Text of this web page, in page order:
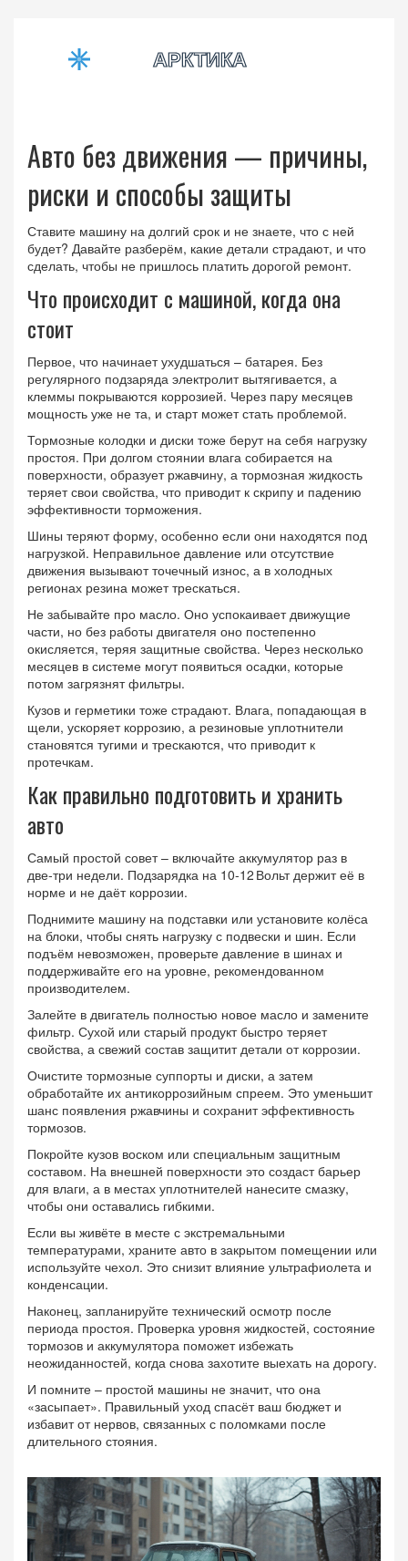
Авто без движения — причины,
риски и способы защиты
Ставите машину на долгий срок и не знаете, что с ней
будет? Давайте разберём, какие детали страдают, и что
сделать, чтобы не пришлось платить дорогой ремонт.
Что происходит с машиной, когда она
стоит
Первое, что начинает ухудшаться – батарея. Без
регулярного подзаряда электролит вытягивается, а
клеммы покрываются коррозией. Через пару месяцев
мощность уже не та, и старт может стать проблемой.
Тормозные колодки и диски тоже берут на себя нагрузку
простоя. При долгом стоянии влага собирается на
поверхности, образует ржавчину, а тормозная жидкость
теряет свои свойства, что приводит к скрипу и падению
эффективности торможения.
Шины теряют форму, особенно если они находятся под
нагрузкой. Неправильное давление или отсутствие
движения вызывают точечный износ, а в холодных
регионах резина может трескаться.
Не забывайте про масло. Оно успокаивает движущие
части, но без работы двигателя оно постепенно
окисляется, теряя защитные свойства. Через несколько
месяцев в системе могут появиться осадки, которые
потом загрязнят фильтры.
Кузов и герметики тоже страдают. Влага, попадающая в
щели, ускоряет коррозию, а резиновые уплотнители
становятся тугими и трескаются, что приводит к
протечкам.
Как правильно подготовить и хранить
авто
Самый простой совет – включайте аккумулятор раз в
две‑три недели. Подзарядка на 10‑12 Вольт держит её в
норме и не даёт коррозии.
Поднимите машину на подставки или установите колёса
на блоки, чтобы снять нагрузку с подвески и шин. Если
подъём невозможен, проверьте давление в шинах и
поддерживайте его на уровне, рекомендованном
производителем.
Залейте в двигатель полностью новое масло и замените
фильтр. Сухой или старый продукт быстро теряет
свойства, а свежий состав защитит детали от коррозии.
Очистите тормозные суппорты и диски, а затем
обработайте их антикоррозийным спреем. Это уменьшит
шанс появления ржавчины и сохранит эффективность
тормозов.
Покройте кузов воском или специальным защитным
составом. На внешней поверхности это создаст барьер
для влаги, а в местах уплотнителей нанесите смазку,
чтобы они оставались гибкими.
Если вы живёте в месте с экстремальными
температурами, храните авто в закрытом помещении или
используйте чехол. Это снизит влияние ультрафиолета и
конденсации.
Наконец, запланируйте технический осмотр после
периода простоя. Проверка уровня жидкостей, состояние
тормозов и аккумулятора поможет избежать
неожиданностей, когда снова захотите выехать на дорогу.
И помните – простой машины не значит, что она
«засыпает». Правильный уход спасёт ваш бюджет и
избавит от нервов, связанных с поломками после
длительного стояния.